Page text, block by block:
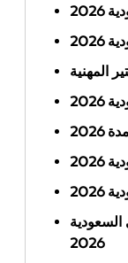
المهنية
السعودية
2026